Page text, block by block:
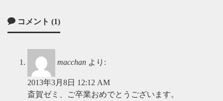
コメント (1)
macchan より:
2013年3月8日 12:12 AM
斎賀ゼミ、ご卒業おめでとうございます。